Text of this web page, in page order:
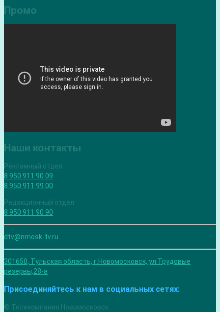
Промо
Наши контакты
Рекламный отдел:
8 950 911 90 09
8 950 911 99 00
Редакционный отдел:
8 950 911 90 90
dtv@nmosk-tv.ru
301650, Тульская область, г.Новомосковск, ул.Трудовые
резервы,28-а
Присоединяйтесь к нам в социальных сетях:
© Телекомпания Новомосковск.